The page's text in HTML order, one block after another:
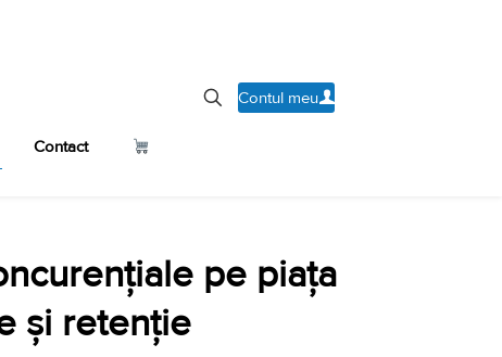
Contact
Contul meu
pe piața
și retenție